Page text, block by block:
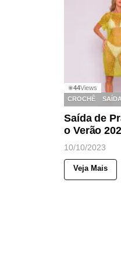
◉44Views
CROCHÊ
Saída de
o Verão
10/10/2023
Veja Mais